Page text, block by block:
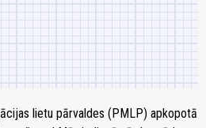
lietu pārvaldes (PMLP) apkopotā